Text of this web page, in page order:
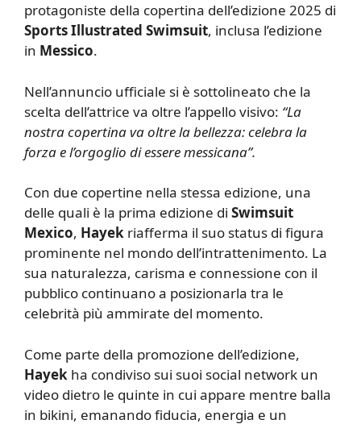
protagoniste della copertina dell’edizione 2025 di
Sports Illustrated Swimsuit, inclusa l’edizione
in Messico.
Nell’annuncio ufficiale si è sottolineato che la
scelta dell’attrice va oltre l’appello visivo: “La
nostra copertina va oltre la bellezza: celebra la
forza e l’orgoglio di essere messicana”.
Con due copertine nella stessa edizione, una
delle quali è la prima edizione di Swimsuit
Mexico, Hayek riafferma il suo status di figura
prominente nel mondo dell’intrattenimento. La
sua naturalezza, carisma e connessione con il
pubblico continuano a posizionarla tra le
celebrità più ammirate del momento.
Come parte della promozione dell’edizione,
Hayek ha condiviso sui suoi social network un
video dietro le quinte in cui appare mentre balla
in bikini, emanando fiducia, energia e un